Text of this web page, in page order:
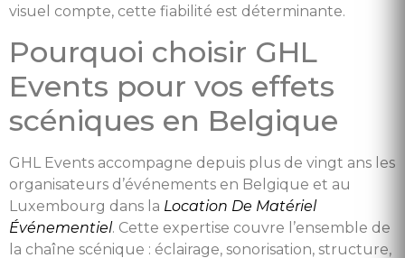
visuel compte, cette fiabilité est déterminante.
Pourquoi choisir GHL
Events pour vos effets
scéniques en Belgique
GHL Events accompagne depuis plus de vingt ans les
organisateurs d’événements en Belgique et au
Luxembourg dans la Location De Matériel
Événementiel. Cette expertise couvre l’ensemble de
la chaîne scénique : éclairage, sonorisation, structure,